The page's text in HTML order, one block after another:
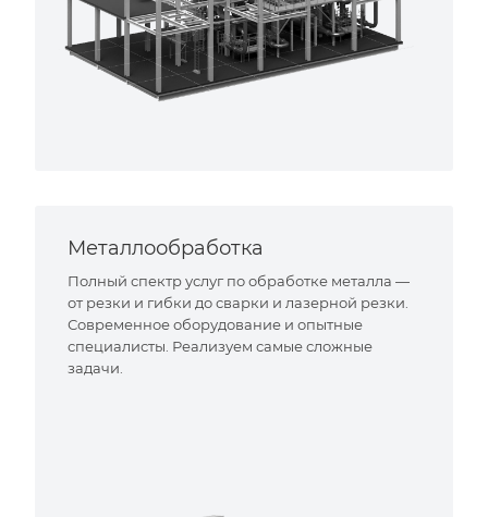
Металлообработка
Полный спектр услуг по обработке металла —
от резки и гибки до сварки и лазерной резки.
Современное оборудование и опытные
специалисты. Реализуем самые сложные
задачи.